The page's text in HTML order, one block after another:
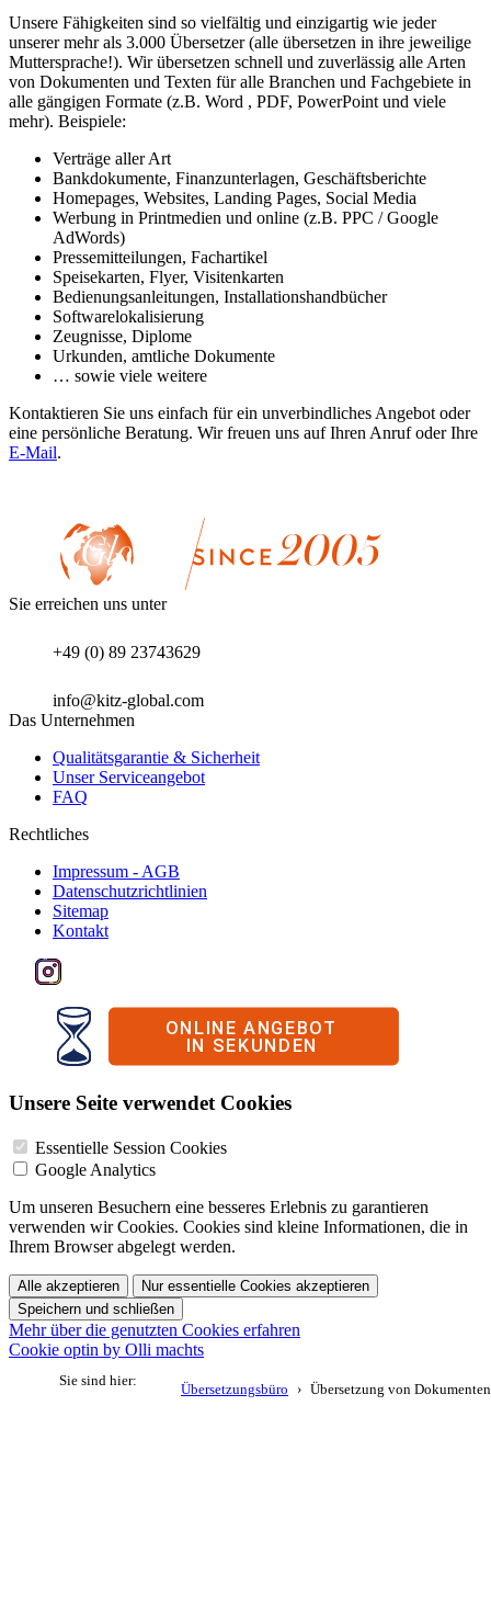
Sie sind hier:
Übersetzungsbüro Übersetzung von Dokumenten
Unsere Fähigkeiten sind so vielfältig und einzigartig wie jeder
unserer mehr als 3.000 Übersetzer (alle übersetzen in ihre jeweilige
Muttersprache!). Wir übersetzen schnell und zuverlässig alle Arten
von Dokumenten und Texten für alle Branchen und Fachgebiete in
alle gängigen Formate (z.B. Word , PDF, PowerPoint und viele
mehr). Beispiele:
Verträge aller Art
Bankdokumente, Finanzunterlagen, Geschäftsberichte
Homepages, Websites, Landing Pages, Social Media
Werbung in Printmedien und online (z.B. PPC / Google
AdWords)
Pressemitteilungen, Fachartikel
Speisekarten, Flyer, Visitenkarten
Bedienungsanleitungen, Installationshandbücher
Softwarelokalisierung
Zeugnisse, Diplome
Urkunden, amtliche Dokumente
… sowie viele weitere
Kontaktieren Sie uns einfach für ein unverbindliches Angebot oder
eine persönliche Beratung. Wir freuen uns auf Ihren Anruf oder Ihre
E-Mail.
Sie erreichen uns unter
+49 (0) 89 23743629
info@kitz-global.com
Das Unternehmen
Qualitätsgarantie & Sicherheit
Unser Serviceangebot
FAQ
Rechtliches
Impressum - AGB
Datenschutzrichtlinien
Sitemap
Kontakt
Unsere Seite verwendet Cookies
Essentielle Session Cookies
Google Analytics
Um unseren Besuchern eine besseres Erlebnis zu garantieren
verwenden wir Cookies. Cookies sind kleine Informationen, die in
Ihrem Browser abgelegt werden.
Alle akzeptieren
Nur essentielle Cookies akzeptieren
Speichern und schließen
Mehr über die genutzten Cookies erfahren
Cookie optin by Olli machts